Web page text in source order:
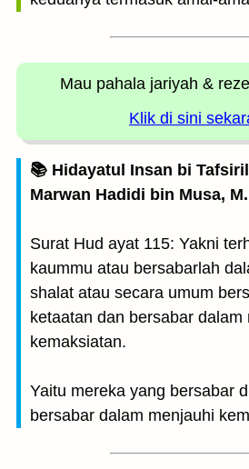
Mau pahala jariyah &
Klik di sini
📚 Hidayatul Insan bi
Marwan Hadidi bin Musa,
Surat Hud ayat 115: Yakni
kaummu atau bersabarlah
shalat atau secara umum
ketaatan dan bersabar dalam
kemaksiatan.
Yaitu mereka yang bersabar
bersabar dalam menjauhi